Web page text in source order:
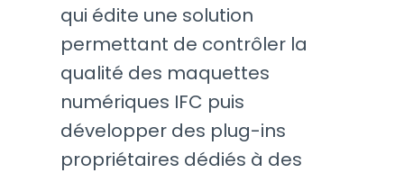
qui édite une solution
permettant de contrôler la
qualité des maquettes
numériques IFC puis
développer des plug-ins
propriétaires dédiés à des